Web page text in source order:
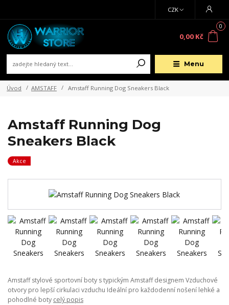
Menu
CZK
0
0,00 Kč
Úvod AMSTAFF Amstaff Running Dog Sneakers Black
Amstaff Running Dog
Sneakers Black
Akce
Amstaff stylové sportovní boty s typickým Amstaff designem Vzduchové
otvory pro lepší cirkulaci vzduchu Ideální pro každodenní nošení lehké a
pohodlné boty celý popis